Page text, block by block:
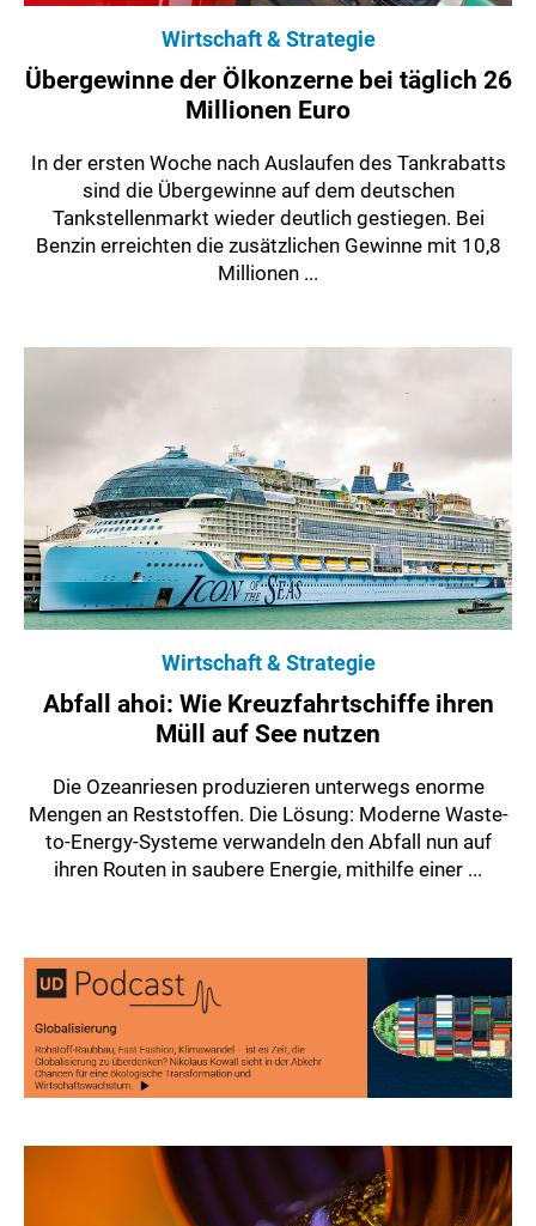
Wirtschaft & Strategie
Übergewinne der Ölkonzerne bei täglich 26
Millionen Euro
In der ersten Woche nach Auslaufen des Tankrabatts
sind die Übergewinne auf dem deutschen
Tankstellenmarkt wieder deutlich gestiegen. Bei
Benzin erreichten die zusätzlichen Gewinne mit 10,8
Millionen ...
Wirtschaft & Strategie
Abfall ahoi: Wie Kreuzfahrtschiffe ihren
Müll auf See nutzen
Die Ozeanriesen produzieren unterwegs enorme
Mengen an Reststoffen. Die Lösung: Moderne Waste-
to-Energy-Systeme verwandeln den Abfall nun auf
ihren Routen in saubere Energie, mithilfe einer ...